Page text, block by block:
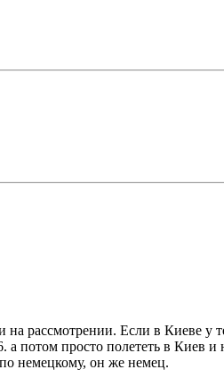
рассмотрении. Если в Киеве у
потом просто полететь в Киев и
по немецкому, он же немец.